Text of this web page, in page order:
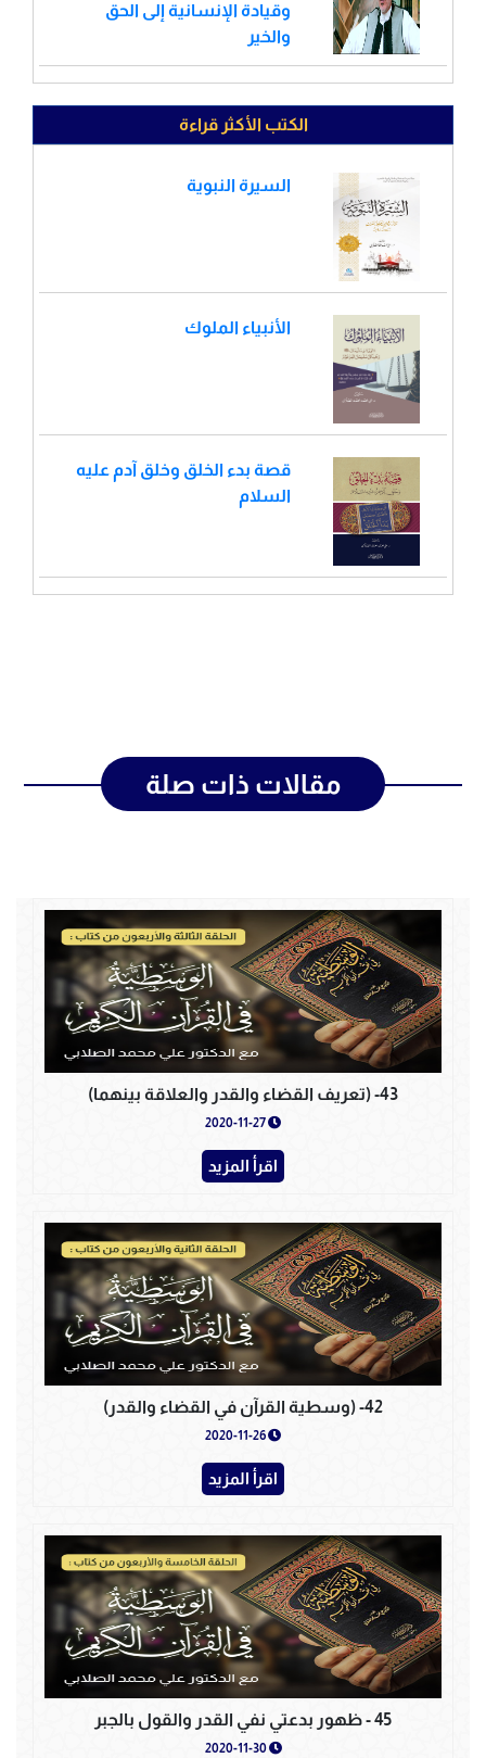
وقيادة الإنسانية إلى الحق
والخير
الكتب الأكثر قراءة
السيرة النبوية
الأنبياء الملوك
قصة بدء الخلق وخلق آدم عليه
السلام
مقالات ذات صلة
43- (تعريف القضاء والقدر والعلاقة بينهما)
اقرأ المزيد
42- (وسطية القرآن في القضاء والقدر)
اقرأ المزيد
45 - ظهور بدعتي نفي القدر والقول بالجبر
2020-11-30